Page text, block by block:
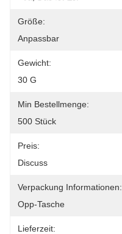
Größe:
Anpassbar
Gewicht:
30 G
Min Bestellmenge:
500 Stück
Preis:
Discuss
Verpackung Informationen:
Opp-Tasche
Lieferzeit: